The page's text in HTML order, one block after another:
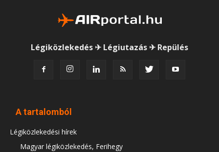
Légiközlekedés ✈ Légiutazás ✈ Repülés
A tartalomból
Légiközlekedési hírek
Magyar légiközlekedés, Ferihegy